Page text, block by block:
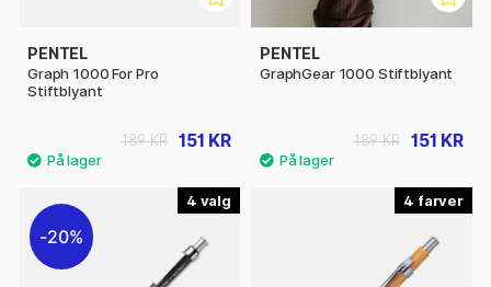
PENTEL
Graph 1000 For Pro
Stiftblyant
151 KR
189 KR
PENTEL
GraphGear 1000 Stiftblyant
151 KR
189 KR
4
20%
4